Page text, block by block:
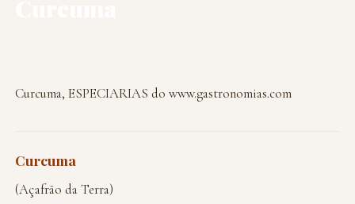
Curcuma, ESPECIARIAS do www.gastronomias.com
Curcuma
(Açafrão da Terra)